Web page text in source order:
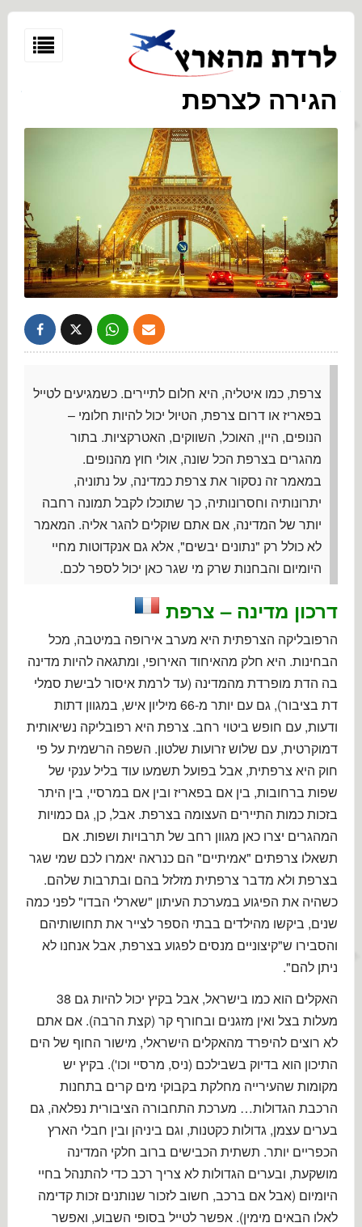
הגירה לצרפת
צרפת, כמו איטליה, היא חלום לתיירים. כשמגיעים לטייל
בפאריז או דרום צרפת, הטיול יכול להיות חלומי –
הנופים, היין, האוכל, השווקים, האטרקציות. בתור
מהגרים בצרפת הכל שונה, אולי חוץ מהנופים.
במאמר זה נסקור את צרפת כמדינה, על נתוניה,
יתרונותיה וחסרונותיה, כך שתוכלו לקבל תמונה רחבה
יותר של המדינה, אם אתם שוקלים להגר אליה. המאמר
לא כולל רק "נתונים יבשים", אלא גם אנקדוטות מחיי
היומיום והבחנות שרק מי שגר כאן יכול לספר לכם.
דרכון מדינה – צרפת
הרפובליקה הצרפתית היא מערב אירופה במיטבה, מכל
הבחינות. היא חלק מהאיחוד האירופי, ומתגאה להיות מדינה
בה הדת מופרדת מהמדינה (עד לרמת איסור לבישת סמלי
דת בציבור), גם עם יותר מ-66 מיליון איש, במגוון דתות
ודעות, עם חופש ביטוי רחב. צרפת היא רפובליקה נשיאותית
דמוקרטית, עם שלוש זרועות שלטון. השפה הרשמית על פי
חוק היא צרפתית, אבל בפועל תשמעו עוד בליל ענקי של
שפות ברחובות, בין אם בפאריז ובין אם במרסיי, בין היתר
בזכות כמות התיירים העצומה בצרפת. אבל, כן, גם כמויות
המהגרים יצרו כאן מגוון רחב של תרבויות ושפות. אם
תשאלו צרפתים "אמיתיים" הם כנראה יאמרו לכם שמי שגר
בצרפת ולא מדבר צרפתית מזלזל בהם ובתרבות שלהם.
כשהיה את הפיגוע במערכת העיתון "שארלי הבדו" לפני כמה
שנים, ביקשו מהילדים בבתי הספר לצייר את תחושותיהם
והסבירו ש"קיצוניים מנסים לפגוע בצרפת, אבל אנחנו לא
ניתן להם".
האקלים הוא כמו בישראל, אבל בקיץ יכול להיות גם 38
מעלות בצל ואין מזגנים ובחורף קר (קצת הרבה). אם אתם
לא רוצים להיפרד מהאקלים הישראלי, מישור החוף של הים
התיכון הוא בדיוק בשבילכם (ניס, מרסיי וכו'). בקיץ יש
מקומות שהעירייה מחלקת בקבוקי מים קרים בתחנות
הרכבת הגדולות… מערכת התחבורה הציבורית נפלאה, גם
בערים עצמן, גדולות כקטנות, וגם ביניהן ובין חבלי הארץ
הכפריים יותר. תשתית הכבישים ברוב חלקי המדינה
מושקעת, ובערים הגדולות לא צריך רכב כדי להתנהל בחיי
היומיום (אבל אם ברכב, חשוב לזכור שנותנים זכות קדימה
לאלו הבאים מימין). אפשר לטייל בסופי השבוע, ואפשר